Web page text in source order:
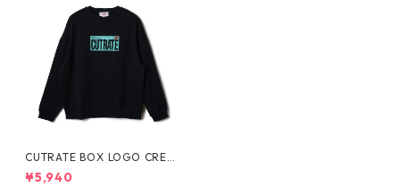
CUTRATE BOX LOGO CREW
NECK SW
¥5,940